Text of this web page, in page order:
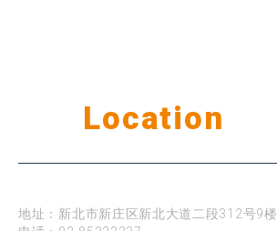
Location
地址：新北市新庄区新北大道二段312号9楼